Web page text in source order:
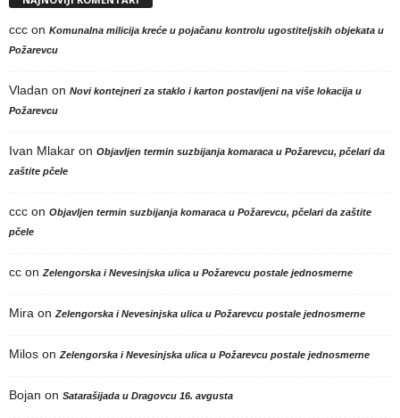
ccc on Komunalna milicija kreće u pojačanu kontrolu ugostiteljskih objekata u
Požarevcu
Vladan on Novi kontejneri za staklo i karton postavljeni na više lokacija u
Požarevcu
Ivan Mlakar on Objavljen termin suzbijanja komaraca u Požarevcu, pčelari da
zaštite pčele
ccc on Objavljen termin suzbijanja komaraca u Požarevcu, pčelari da zaštite
pčele
cc on Zelengorska i Nevesinjska ulica u Požarevcu postale jednosmerne
Mira on Zelengorska i Nevesinjska ulica u Požarevcu postale jednosmerne
Milos on Zelengorska i Nevesinjska ulica u Požarevcu postale jednosmerne
Bojan on Satarašijada u Dragovcu 16. avgusta